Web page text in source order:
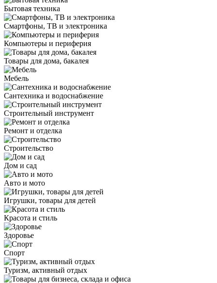
Бытовая техника
Смартфоны, ТВ и электроника
Компьютеры и периферия
Товары для дома, бакалея
Мебель
Сантехника и водоснабжение
Строительный инструмент
Ремонт и отделка
Строительство
Дом и сад
Авто и мото
Игрушки, товары для детей
Красота и стиль
Здоровье
Спорт
Туризм, активный отдых